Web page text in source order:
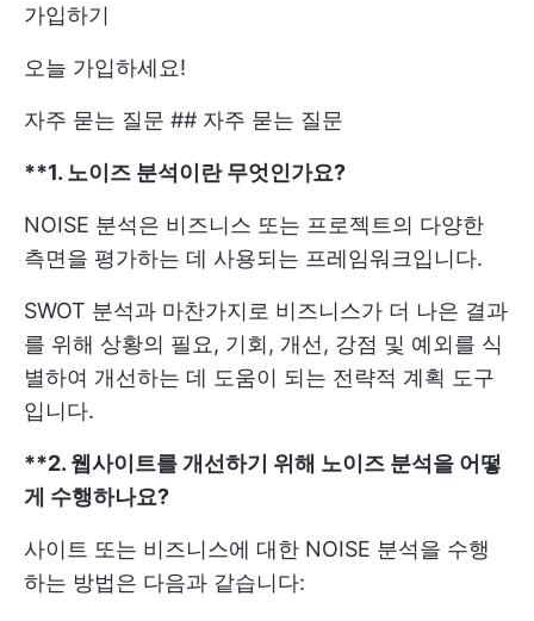
가입하기
오늘 가입하세요!
자주 묻는 질문 ## 자주 묻는 질문
**1. 노이즈 분석이란 무엇인가요?
NOISE 분석은 비즈니스 또는 프로젝트의 다양한
측면을 평가하는 데 사용되는 프레임워크입니다.
SWOT 분석과 마찬가지로 비즈니스가 더 나은 결과
를 위해 상황의 필요, 기회, 개선, 강점 및 예외를 식
별하여 개선하는 데 도움이 되는 전략적 계획 도구
입니다.
**2. 웹사이트를 개선하기 위해 노이즈 분석을 어떻
게 수행하나요?
사이트 또는 비즈니스에 대한 NOISE 분석을 수행
하는 방법은 다음과 같습니다: